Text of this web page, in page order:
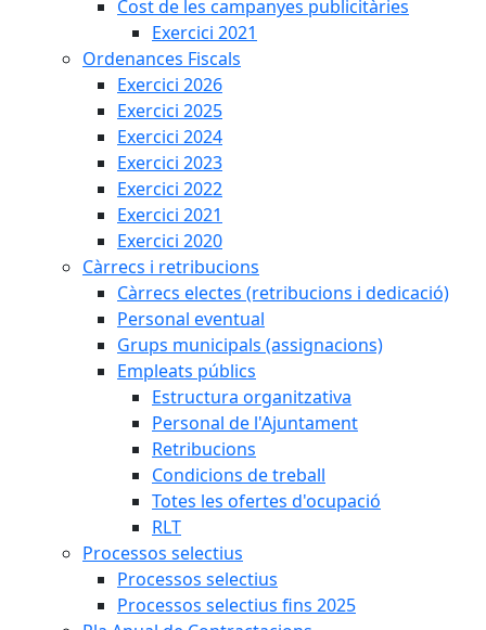
Cost de les campanyes publicitàries
Exercici 2021
Ordenances Fiscals
Exercici 2026
Exercici 2025
Exercici 2024
Exercici 2023
Exercici 2022
Exercici 2021
Exercici 2020
Càrrecs i retribucions
Càrrecs electes (retribucions i dedicació)
Personal eventual
Grups municipals (assignacions)
Empleats públics
Estructura organitzativa
Personal de l'Ajuntament
Retribucions
Condicions de treball
Totes les ofertes d'ocupació
RLT
Processos selectius
Processos selectius
Processos selectius fins 2025